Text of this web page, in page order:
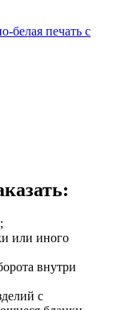
белая печать с
или иного
внутри
с